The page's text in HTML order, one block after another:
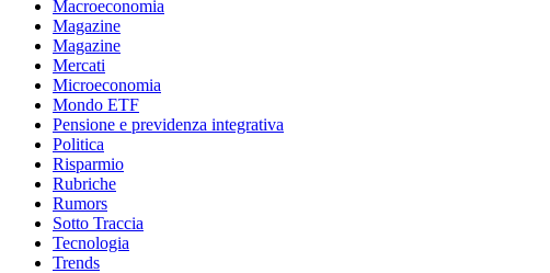
Macroeconomia
Magazine
Magazine
Mercati
Microeconomia
Mondo ETF
Pensione e previdenza integrativa
Politica
Risparmio
Rubriche
Rumors
Sotto Traccia
Tecnologia
Trends